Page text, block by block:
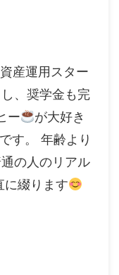
産運用スター
、奨学金も完
ー
が大好き
す。 年齢より
の人のリアル
に綴ります